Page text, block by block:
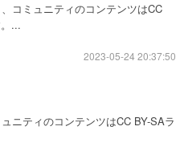
コミュニティのコンテンツはCC
...
2023-05-24 20:37:50
ニティのコンテンツはCC BY-SAラ